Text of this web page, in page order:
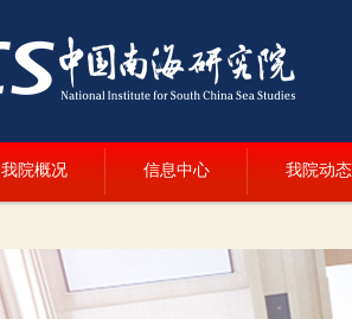
我院概况 信息中心 我院动态